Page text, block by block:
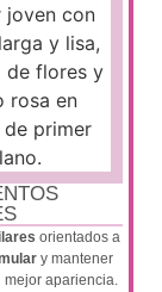
orientados a
y mantener
mejor apariencia.